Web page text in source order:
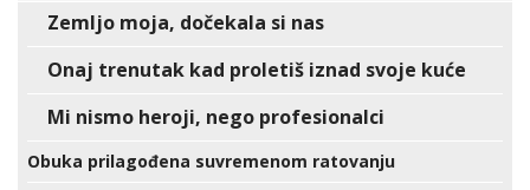
Zemljo moja, dočekala si nas
Onaj trenutak kad proletiš iznad svoje kuće
Mi nismo heroji, nego profesionalci
Obuka prilagođena suvremenom ratovanju